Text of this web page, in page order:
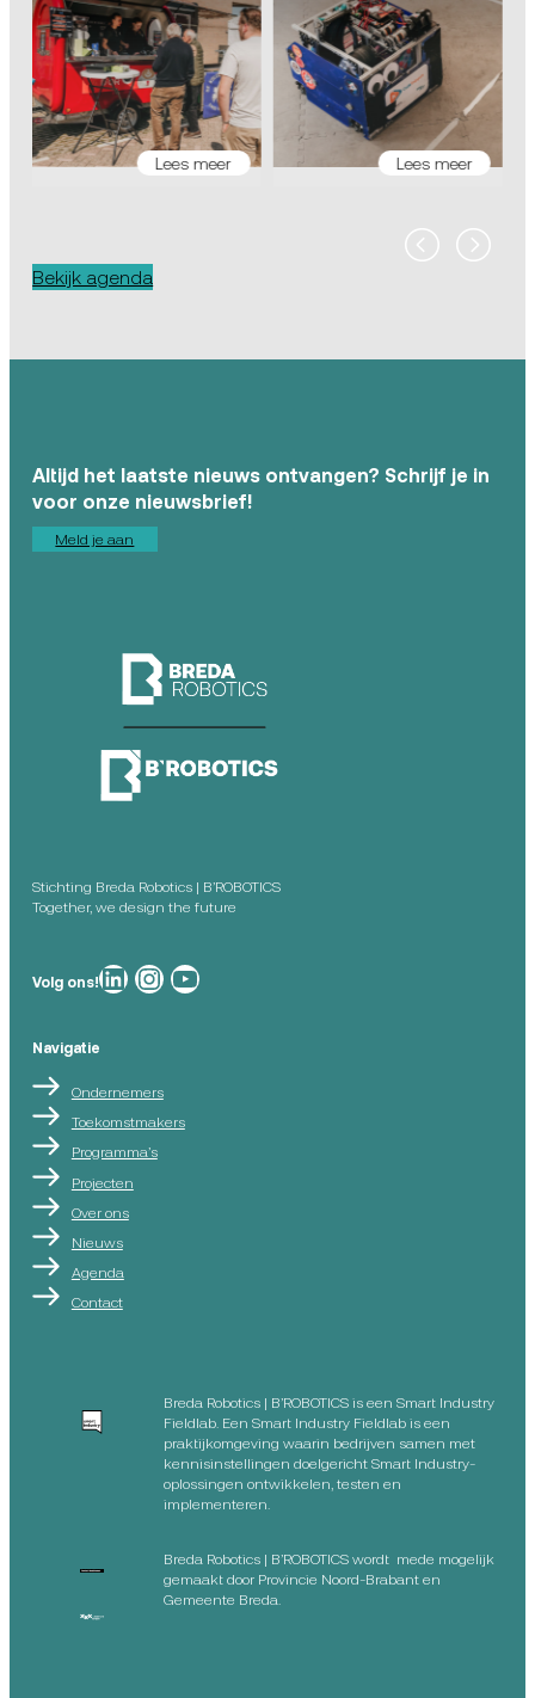
Lees meer Lees meer
Bekijk agenda
Altijd het laatste nieuws ontvangen? Schrijf je in
voor onze nieuwsbrief!
Meld je aan
Stichting Breda Robotics | B’ROBOTICS
Together, we design the future
Volg ons!Breda Robotics op Breda Robotics op Instagram
Breda Robotics op
Navigatie
Ondernemers
Toekomstmakers
Programma’s
Projecten
Over ons
Nieuws
Agenda
Contact
Breda Robotics | B’ROBOTICS is een Smart Industry
Fieldlab. Een Smart Industry Fieldlab is een
praktijkomgeving waarin bedrijven samen met
kennisinstellingen doelgericht Smart Industry-
oplossingen ontwikkelen, testen en
implementeren.
Breda Robotics | B’ROBOTICS wordt mede mogelijk
gemaakt door Provincie Noord-Brabant en
Gemeente Breda.